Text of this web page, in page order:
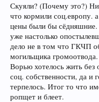
Скуяли? (Почему это?)
что кормили соц.европу.
цены были бы сёдняшние.
уже настолько
дело не в том что ГКЧП
могильщика
Ворью хотелось жить без
соц. собственности, да и
терпелось. Итог то что
ропщет и блеет.